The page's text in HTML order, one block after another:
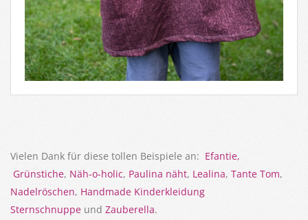
Vielen Dank für diese tollen Beispiele an: Efantie,
Grünstiche, Näh-o-holic, Paulina näht, Lealina, Tante Tom,
Nadelröschen, Handmade Kinderkleidung
Sternschnuppe und Zauberella.